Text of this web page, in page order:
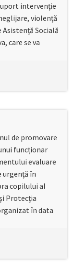
intervenţie
violență
Socială
care se va
de promovare
funcționar
evaluare
urgenţă în
copilului al
Protecția
în data